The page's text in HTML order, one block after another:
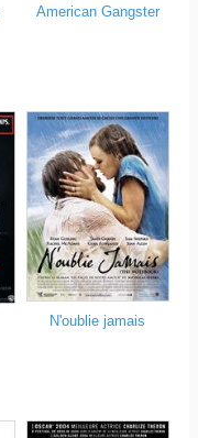
American Gangster
N'oublie jamais